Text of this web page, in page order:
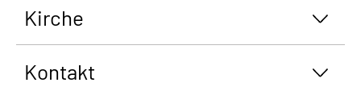
Kirche
Kontakt